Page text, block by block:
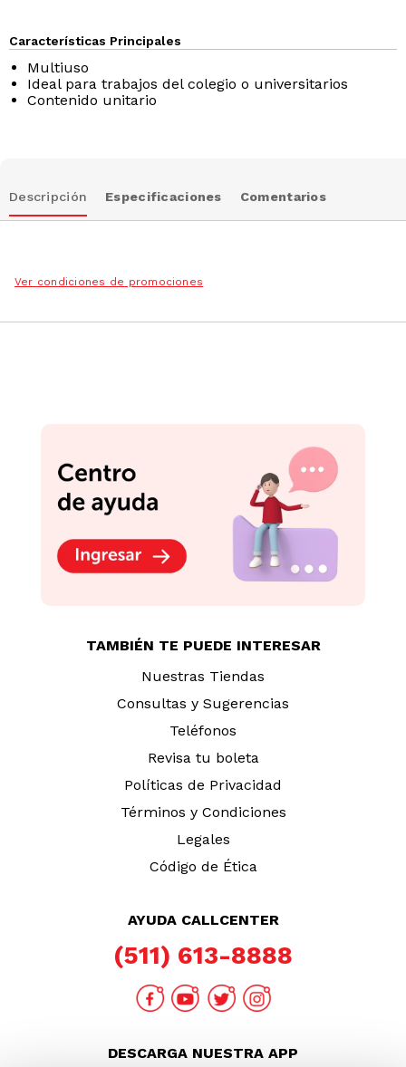
Características Principales
Multiuso
Ideal para trabajos del colegio o universitarios
Contenido unitario
Descripción Especificaciones Comentarios
Ver condiciones de promociones
Tajador Vinifan Simple
S/ 90
Blist Tajador Artesco
Doble Pigmento 1un
90